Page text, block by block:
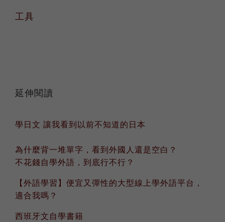
工具
延伸閱讀
學日文 讓我看到以前不知道的日本
為什麼背一堆單字，看到外國人還是空白？
不花錢自學外語，到底行不行？
【外語學習】便宜又彈性的大型線上學外語平台，
適合我嗎？
西班牙文自學書籍